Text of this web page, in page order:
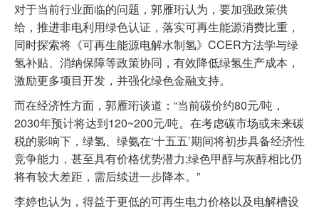
对于当前行业面临的问题，郭雁珩认为，要加强政策供
给，推进非电利用绿色认证，落实可再生能源消费比重，
同时探索将《可再生能源电解水制氢》CCER方法学与绿
氢补贴、消纳保障等政策协同，有效降低绿氢生产成本，
激励更多项目开发，并强化绿色金融支持。
而在经济性方面，郭雁珩谈道：“当前碳价约80元/吨，
2030年预计将达到120~200元/吨。在考虑碳市场或未来碳
税的影响下，绿氢、绿氨在‘十五五’期间将初步具备经济性
竞争能力，甚至具有价格优势潜力;绿色甲醇与灰醇相比仍
将有较大差距，需后续进一步降本。”
李婷也认为，得益于更低的可再生电力价格以及电解槽设